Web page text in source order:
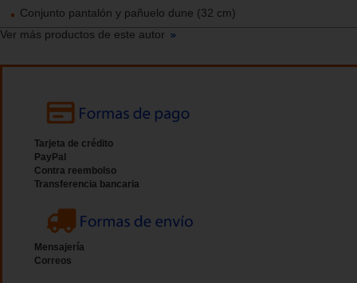
Conjunto pantalón y pañuelo dune (32 cm)
Ver más productos de este autor
Tarjeta de crédito
PayPal
Contra reembolso
Transferencia bancaria
Mensajería
Correos